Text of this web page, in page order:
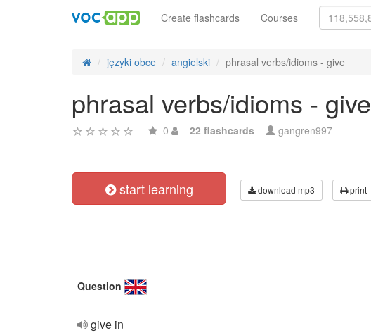
Create flashcards Courses
języki obce angielski phrasal verbs/idioms - give
phrasal verbs/idioms - give
0 22 flashcards gangren997
start learning download mp3 print
Question
give in